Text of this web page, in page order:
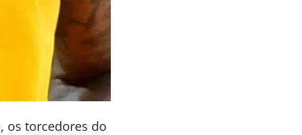
os torcedores do